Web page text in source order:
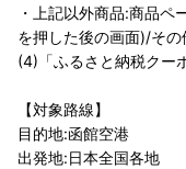
・上記以外商品:商品ペ
を押した後の画面)/そ
(4)「ふるさと納税クー
【対象路線】
目的地:函館空港
出発地:日本全国各地